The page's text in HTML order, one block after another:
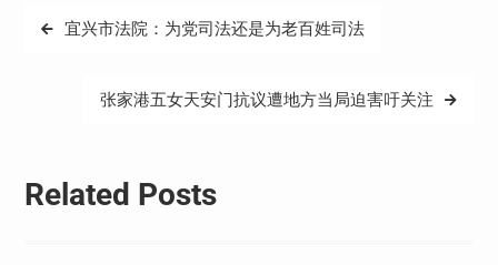
文
宜兴市法院：为党司法还是为老百姓司法
张家港五女天安门抗议遭地方当局迫害吁关注
Related Posts